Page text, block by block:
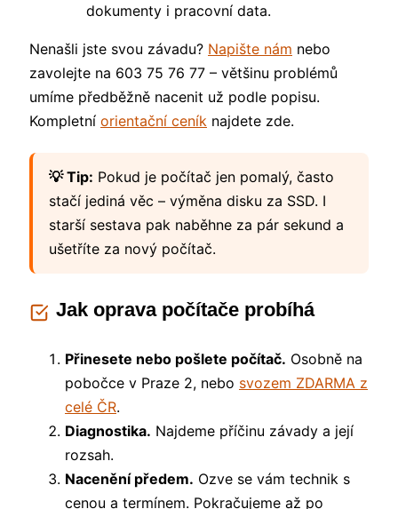
dokumenty i pracovní data.
Nenašli jste svou závadu? Napište nám nebo
zavolejte na 603 75 76 77 – většinu problémů
umíme předběžně nacenit už podle popisu.
Kompletní orientační ceník najdete zde.
💡 Tip: Pokud je počítač jen pomalý, často
stačí jediná věc – výměna disku za SSD. I
starší sestava pak naběhne za pár sekund a
ušetříte za nový počítač.
Jak oprava počítače probíhá
Přinesete nebo pošlete počítač. Osobně na
pobočce v Praze 2, nebo svozem ZDARMA z
celé ČR.
Diagnostika. Najdeme příčinu závady a její
rozsah.
Nacenění předem. Ozve se vám technik s
cenou a termínem. Pokračujeme až po